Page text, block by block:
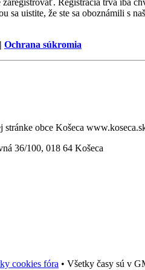
zaregistrovať. Registrácia trvá iba
sa uistite, že ste sa oboznámili s
| Ochrana súkromia
stránke obce Košeca
36/100, 018 64 Košeca
cookies fóra • Všetky časy sú v